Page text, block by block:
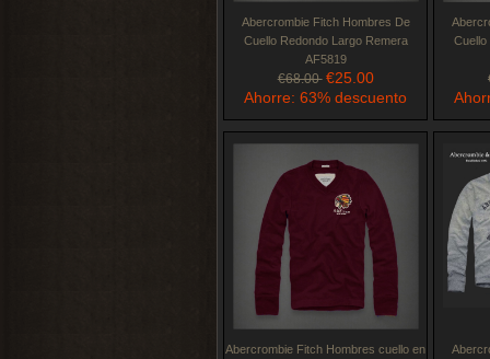
Abercrombie Fitch Hombres De
Cuello Redondo Largo Remera
AF5819
€68.00 €25.00
Ahorre: 63% descuento
Cuello
Abercrombie Fitch Hombres cuello en